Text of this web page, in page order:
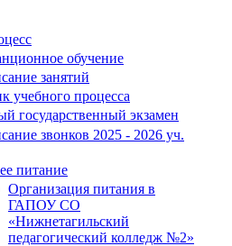
обучение
занятий
учебного процесса
государственный экзамен
звонков 2025 - 2026 уч.
питание
Организация питания в
ГАПОУ СО
«Нижнетагильский
педагогический колледж №2»